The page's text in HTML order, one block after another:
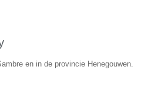
en in de provincie Henegouwen.